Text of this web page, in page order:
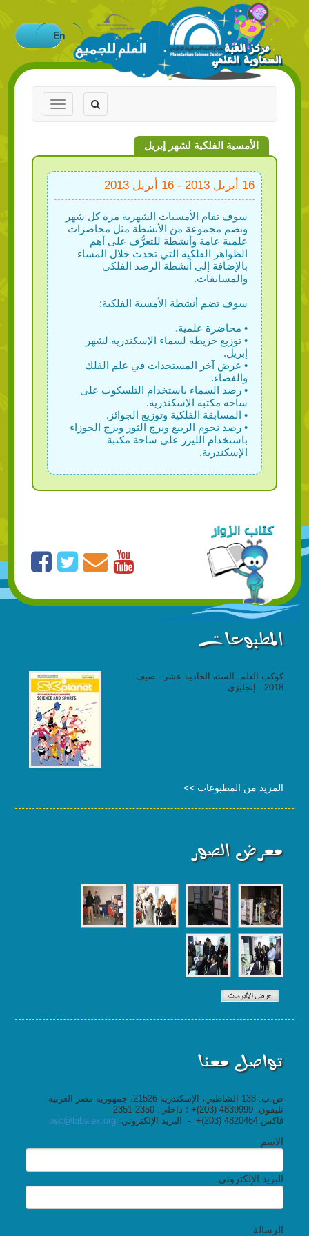
En
Toggle
navigation
Toggle
navigation
الأمسية الفلكية لشهر إبريل
16 أبريل 2013 - 16 أبريل 2013
سوف تقام الأمسيات الشهرية مرة كل شهر
وتضم مجموعة من الأنشطة مثل محاضرات
علمية عامة وأنشطة للتعرُّف على أهم
الظواهر الفلكية التي تحدث خلال المساء
بالإضافة إلى أنشطة الرصد الفلكي
والمسابقات.
سوف تضم أنشطة الأمسية الفلكية:
• محاضرة علمية.
• توزيع خريطة لسماء الإسكندرية لشهر
إبريل.
• عرض آخر المستجدات في علم الفلك
والفضاء.
• رصد السماء باستخدام التلسكوب على
ساحة مكتبة الإسكندرية.
• المسابقة الفلكية وتوزيع الجوائز.
• رصد نجوم الربيع وبرج الثور وبرج الجوزاء
باستخدام الليزر على ساحة مكتبة
الإسكندرية.
المطبوعات
كوكب العلم: السنة الحادية عشر - صيف
2018 - إنجليزي
المزيد من المطبوعات >>
معرض الصور
تواصل معنا
ص.ب: 138 الشاطبي، الإسكندرية 21526، جمهورية مصر العربية
تليفون: 4839999 (203)+ ؛ داخلي: 2350-2351
فاكس:4820464 (203)+ - البريد الإلكتروني:
psc@bibalex.org
الاسم
البريد الإلكتروني
الرسالة